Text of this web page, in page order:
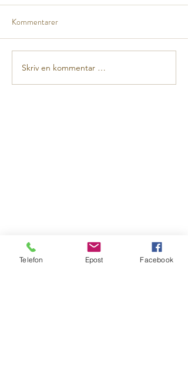
Kommentarer
Skriv en kommentar …
Telefon Epost Facebook